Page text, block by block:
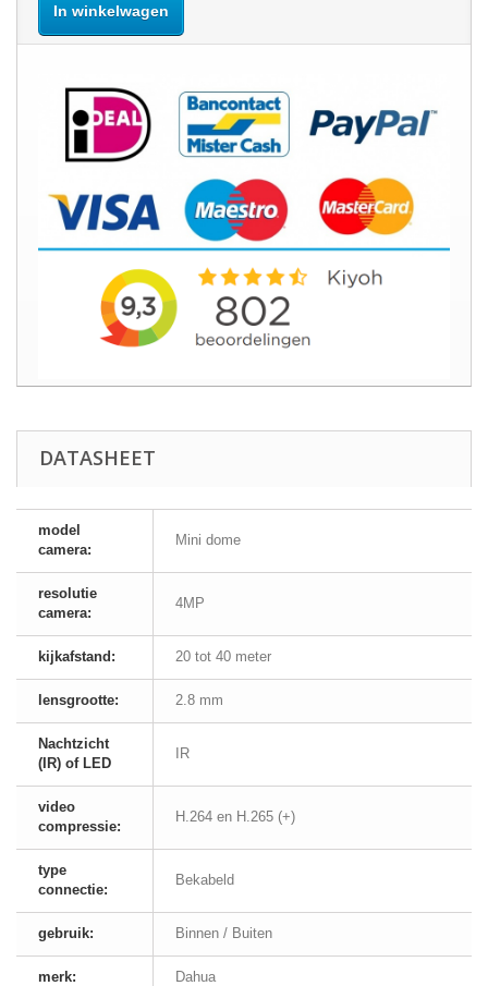
In winkelwagen
DATASHEET
model
camera:
Mini dome
resolutie
camera:
4MP
kijkafstand: 20 tot 40 meter
lensgrootte: 2.8 mm
Nachtzicht
(IR) of LED
IR
video
compressie:
H.264 en H.265 (+)
type
connectie:
Bekabeld
gebruik: Binnen / Buiten
merk: Dahua